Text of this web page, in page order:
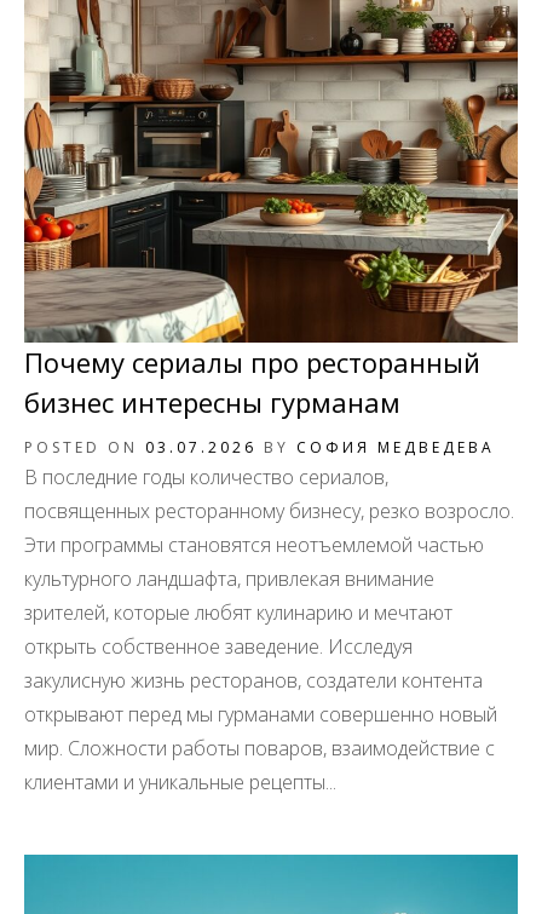
Почему сериалы про ресторанный
бизнес интересны гурманам
POSTED ON 03.07.2026 BY СОФИЯ МЕДВЕДЕВА
В последние годы количество сериалов,
посвященных ресторанному бизнесу, резко возросло.
Эти программы становятся неотъемлемой частью
культурного ландшафта, привлекая внимание
зрителей, которые любят кулинарию и мечтают
открыть собственное заведение. Исследуя
закулисную жизнь ресторанов, создатели контента
открывают перед мы гурманами совершенно новый
мир. Сложности работы поваров, взаимодействие с
клиентами и уникальные рецепты...